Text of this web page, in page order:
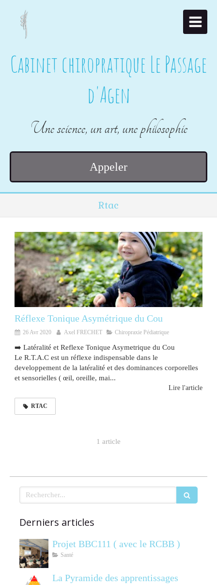
Cabinet chiropratique Le Passage
d'Agen
Une science, un art, une philosophie
Appeler
Rtac
Réflexe Tonique Asymétrique du Cou
26 Avr 2020 Axel FRECHET Chiropraxie Pédiatrique
➡️ Latéralité et Reflexe Tonique Asymetrique du Cou
Le R.T.A.C est un réflexe indispensable dans le
developpement de la latéralité et des dominances corporelles
et sensorielles ( œil, oreille, mai...
Lire l'article
RTAC
1 article
Rechercher
Derniers articles
Projet BBC111 ( avec le RCBB )
Santé
La Pyramide des apprentissages